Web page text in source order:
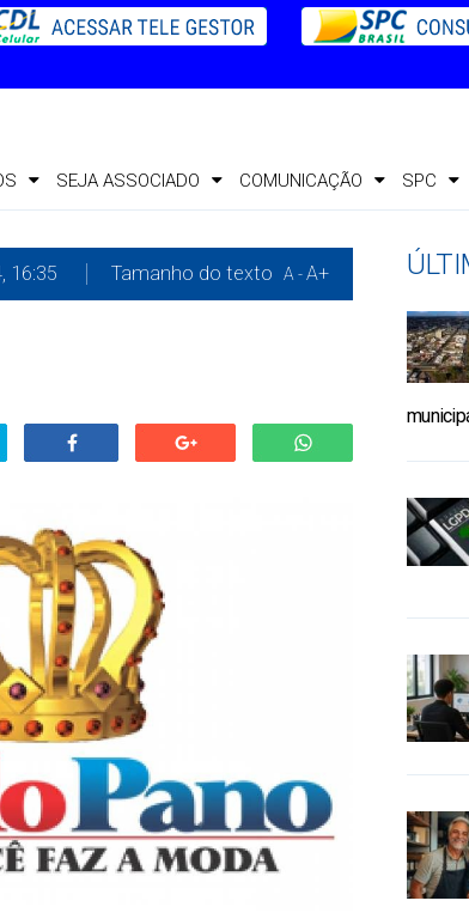
SEJA ASSOCIADO COMUNICAÇÃO SPC
16:35 Tamanho do texto A -A+